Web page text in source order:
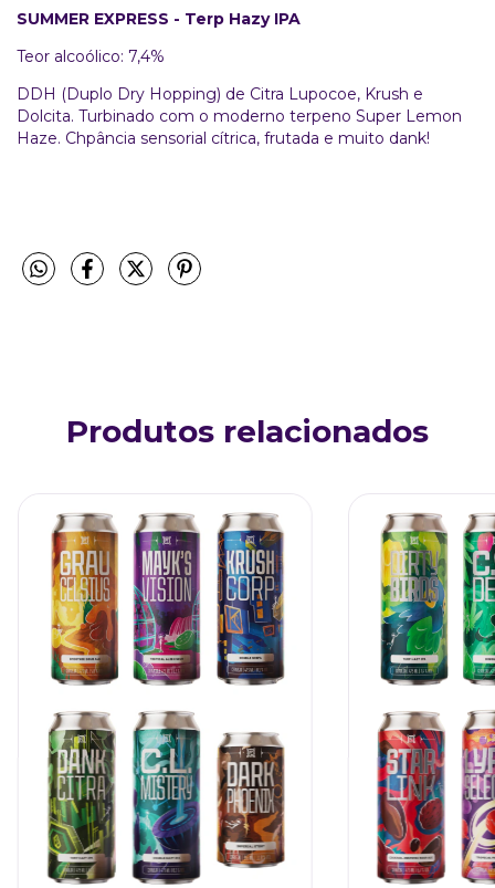
SUMMER EXPRESS - Terp Hazy IPA
Teor alcoólico: 7,4%
DDH (Duplo Dry Hopping) de Citra Lupocoe, Krush e
Dolcita. Turbinado com o moderno terpeno Super Lemon
Haze. Chpância sensorial cítrica, frutada e muito dank!
Produtos relacionados